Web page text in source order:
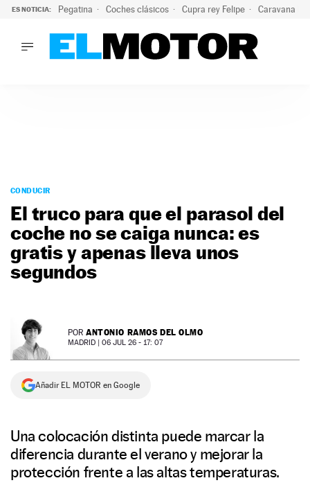
ES NOTICIA: Pegatina Coches clásicos Cupra rey Felipe Caravana
PODCAST
MOTOS
TECNOLOGÍA
SUPERCOCHES
MOTORTV
NEWSLETTER
CONDUCIR
El truco para que el parasol del
coche no se caiga nunca: es
gratis y apenas lleva unos
segundos
POR ANTONIO RAMOS DEL OLMO
MADRID | 06 JUL 26 - 17: 07
Añadir EL MOTOR en Google
Una colocación distinta puede marcar la
diferencia durante el verano y mejorar la
protección frente a las altas temperaturas.